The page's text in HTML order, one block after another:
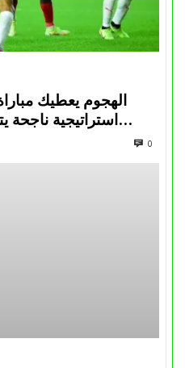
الهجوم يعطيك
استراتيجية ناجحة
0